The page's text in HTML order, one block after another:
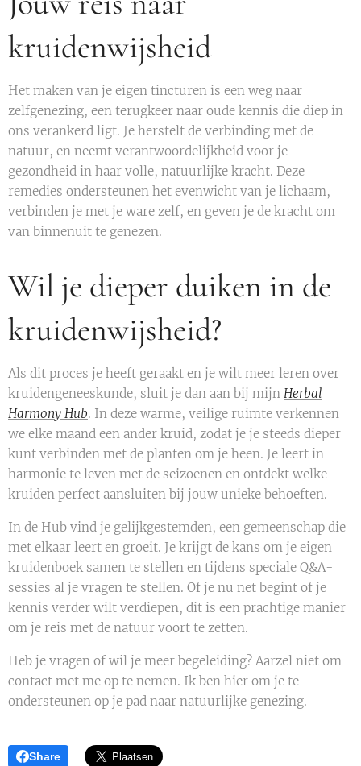
kruidenwijsheid
Het maken van je eigen tincturen is een weg naar
zelfgenezing, een terugkeer naar oude kennis die diep in
ons verankerd ligt. Je herstelt de verbinding met de
natuur, en neemt verantwoordelijkheid voor je
gezondheid in haar volle, natuurlijke kracht. Deze
remedies ondersteunen het evenwicht van je lichaam,
verbinden je met je ware zelf, en geven je de kracht om
van binnenuit te genezen.
Wil je dieper duiken in de
kruidenwijsheid?
Als dit proces je heeft geraakt en je wilt meer leren over
kruidengeneeskunde, sluit je dan aan bij mijn Herbal
Harmony Hub. In deze warme, veilige ruimte verkennen
we elke maand een ander kruid, zodat je je steeds dieper
kunt verbinden met de planten om je heen. Je leert in
harmonie te leven met de seizoenen en ontdekt welke
kruiden perfect aansluiten bij jouw unieke behoeften.
In de Hub vind je gelijkgestemden, een gemeenschap die
met elkaar leert en groeit. Je krijgt de kans om je eigen
kruidenboek samen te stellen en tijdens speciale Q&A-
sessies al je vragen te stellen. Of je nu net begint of je
kennis verder wilt verdiepen, dit is een prachtige manier
om je reis met de natuur voort te zetten.
Heb je vragen of wil je meer begeleiding? Aarzel niet om
contact met me op te nemen. Ik ben hier om je te
ondersteunen op je pad naar natuurlijke genezing.
Share